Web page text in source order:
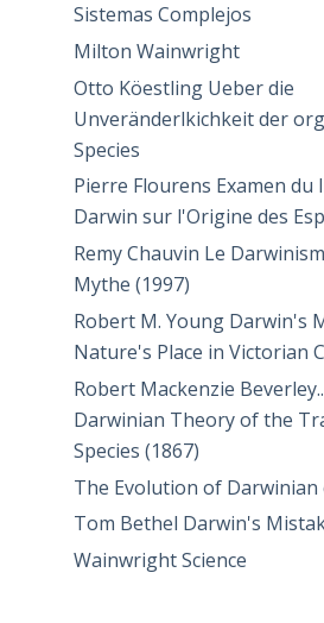
Sistemas Complejos
Milton Wainwright
Otto Köestling Ueber die
Unveränderlkichkeit der
Species
Pierre Flourens Examen du
Darwin sur l'Origine des
Remy Chauvin Le
Mythe (1997)
Robert M. Young Darwin's
Nature's Place in Victorian
Robert Mackenzie
Darwinian Theory of the
Species (1867)
The Evolution of
Tom Bethel Darwin's
Wainwright Science